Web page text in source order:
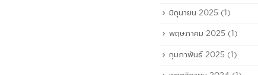
มิถุนายน 2025 (1)
พฤษภาคม 2025 (1)
กุมภาพันธ์ 2025 (1)